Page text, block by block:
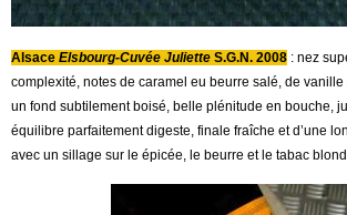
Alsace Elsbourg-Cuvée Juliette S.G.N. 2008 : nez
complexité, notes de caramel eu beurre salé, de vanille
un fond subtilement boisé, belle plénitude en bouche,
équilibre parfaitement digeste, finale fraîche et d’une
avec un sillage sur le épicée, le beurre et le tabac blond.